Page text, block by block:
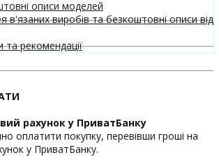
описи моделей
в'язаних виробів та безкоштовні описи від
та рекомендації
рахунок у ПриватБанку
оплатити покупку, перевівши гроші на
у ПриватБанку.